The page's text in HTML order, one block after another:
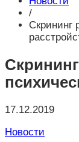
/
Скрининг
17.12.2019
Новости